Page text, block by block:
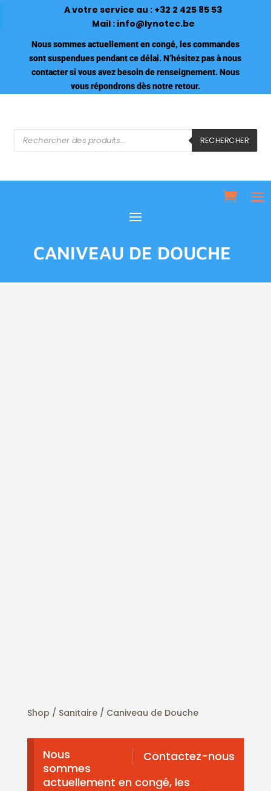
A votre service au : +32 2 425 85 53
Mail : info@lynotec.be
Nous sommes actuellement en congé, les commandes
sont suspendues pendant ce délai. N’hésitez pas à nous
contacter si vous avez besoin de renseignement. Nous
vous répondrons dès notre retour.
Recherche
de
produits
RECHERCHER
CANIVEAU DE DOUCHE
Shop / Sanitaire/ Caniveau de Douche
Contactez-nous
Nous
sommes
actuellement en congé, les